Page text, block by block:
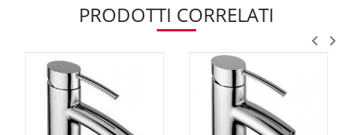
PRODOTTI CORRELATI